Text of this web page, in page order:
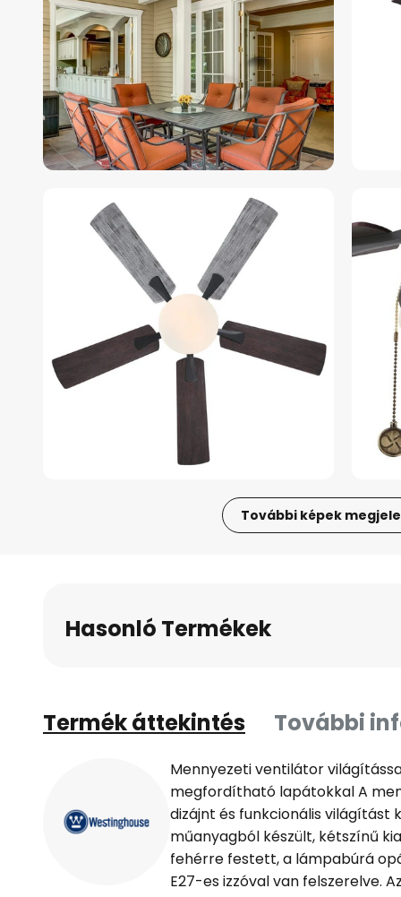
További képek
Hasonló Termékek
Termék áttekintés További
Mennyezeti ventilátor
megfordítható lapátokkal A
dizájnt és funkcionális világítást
műanyagból készült, kétszínű
fehérre festett, a lámpabúrá
E27-es izzóval van felszerelve.